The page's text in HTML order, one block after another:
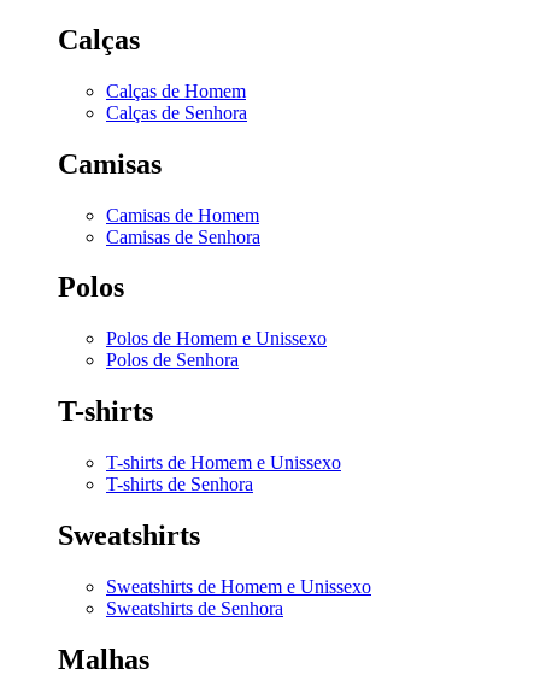
Calças
Calças de Homem
Calças de Senhora
Camisas
Camisas de Homem
Camisas de Senhora
Polos
Polos de Homem e Unissexo
Polos de Senhora
T-shirts
T-shirts de Homem e Unissexo
T-shirts de Senhora
Sweatshirts
Sweatshirts de Homem e Unissexo
Sweatshirts de Senhora
Malhas